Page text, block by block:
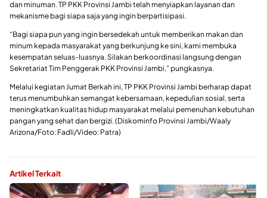
dan minuman. TP PKK Provinsi Jambi telah menyiapkan layanan dan
mekanisme bagi siapa saja yang ingin berpartisipasi.
“Bagi siapa pun yang ingin bersedekah untuk memberikan makan dan
minum kepada masyarakat yang berkunjung ke sini, kami membuka
kesempatan seluas-luasnya. Silakan berkoordinasi langsung dengan
Sekretariat Tim Penggerak PKK Provinsi Jambi,” pungkasnya.
Melalui kegiatan Jumat Berkah ini, TP PKK Provinsi Jambi berharap dapat
terus menumbuhkan semangat kebersamaan, kepedulian sosial, serta
meningkatkan kualitas hidup masyarakat melalui pemenuhan kebutuhan
pangan yang sehat dan bergizi. (Diskominfo Provinsi Jambi/Waaly
Arizona/Foto: Fadli/Video: Patra)
Artikel Terkait